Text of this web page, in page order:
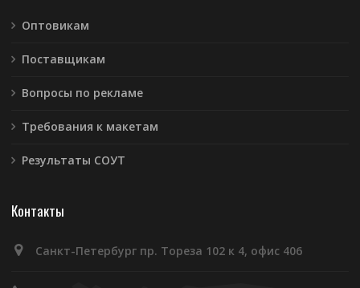
Оптовикам
Поставщикам
Вопросы по рекламе
Требования к макетам
Результаты СОУТ
Контакты
Санкт-Петербург пр. Тореза 102 к 4, офис 406